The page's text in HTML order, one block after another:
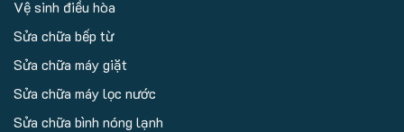
Vệ sinh điều hòa
Sửa chữa bếp từ
Sửa chữa máy giặt
Sửa chữa máy lọc nước
Sửa chữa bình nóng lạnh